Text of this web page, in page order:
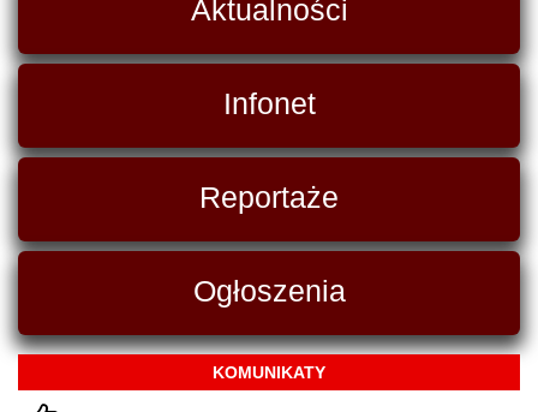
Aktualności
Infonet
Reportaże
Ogłoszenia
KOMUNIKATY